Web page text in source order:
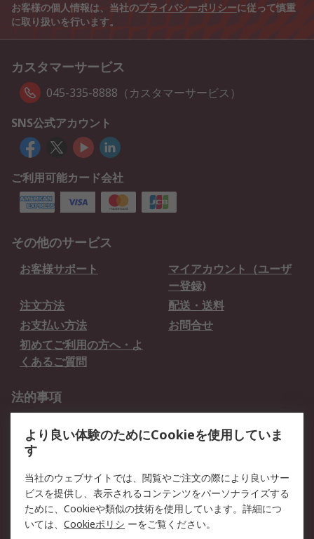
お客様の個人情報は、当社のプライバシーポリシーに従って慎重
に取り扱いを行います。
カスタマーサービス
045-335-8888（カスタマーサービス）
SNS公式アカウント
ご利用可能カード会社
その他のサービス
お客様サポート
マイアカウント（ユーザ
ー登録)
注文方法
配送・送料
お支払い方法
お問合せ
初めてご利用の方へ・よ
くあるご質問
法的事項
クッキーポリシー
RSについて
会社概要
採用情報
プレスリリース＆お知ら
コーポレートサイト
より良い体験のためにCookieを使用していま
す
当社のウェブサイトでは、閲覧やご注文の際により良いサー
ビスを提供し、表示されるコンテンツをパーソナライズする
ために、Cookieや類似の技術を使用しています。詳細につ
いては、 Cookieポリシ ーをご覧ください。